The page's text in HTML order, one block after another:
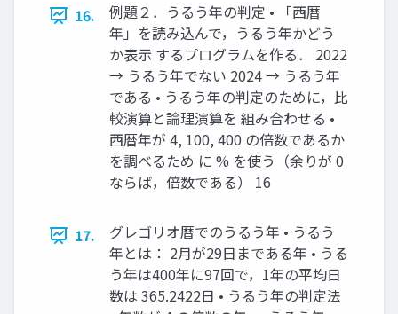
16.
例題２．うるう年の判定 • 「西暦
年」を読み込んで，うるう年かどう
か表示 するプログラムを作る． 2022
→ うるう年でない 2024 → うるう年
である • うるう年の判定のために，比
較演算と論理演算を 組み合わせる •
西暦年が 4, 100, 400 の倍数であるか
を調べるため に % を使う（余りが 0
ならば，倍数である） 16
17.
グレゴリオ暦でのうるう年 • うるう
年とは： 2月が29日まである年 • うる
う年は400年に97回で，1年の平均日
数は 365.2422日 • うるう年の判定法